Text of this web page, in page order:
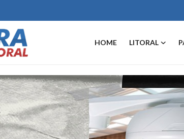
HOME LITORAL